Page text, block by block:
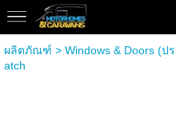
ผลิตภัณฑ์ > Windows & Doors (ป
atch